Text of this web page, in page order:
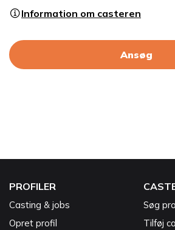
Information om casteren
Ansøg
PROFILER
Casting & jobs
Opret profil
Søg
Tilføj